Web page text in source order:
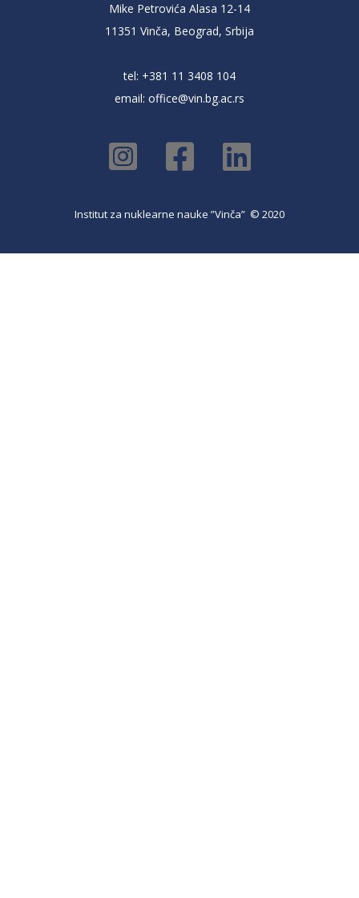
Mike Petrovića Alasa 12-14
11351 Vinča, Beograd, Srbija
tel: +381 11 3408 104
email: office@vin.bg.ac.rs
Institut za nuklearne nauke ”Vinča” © 2020